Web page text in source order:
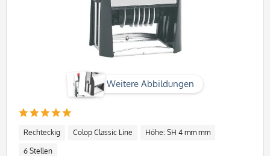
Weitere Abbildungen
Rechteckig Colop Classic Line Höhe: SH 4 mm mm
6 Stellen